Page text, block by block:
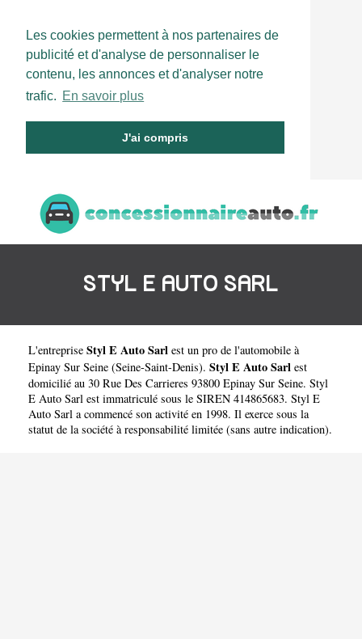
Les cookies permettent à nos partenaires de
publicité et d'analyse de personnaliser le
contenu, les annonces et d'analyser notre
trafic. En savoir plus
J'ai compris
STYL E AUTO SARL
L'entreprise Styl E Auto Sarl est un pro de l'automobile à
Epinay Sur Seine (Seine-Saint-Denis). Styl E Auto Sarl est
domicilié au 30 Rue Des Carrieres 93800 Epinay Sur Seine. Styl
E Auto Sarl est immatriculé sous le SIREN 414865683. Styl E
Auto Sarl a commencé son activité en 1998. Il exerce sous la
statut de la société à responsabilité limitée (sans autre indication).